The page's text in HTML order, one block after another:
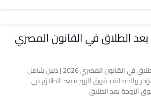
الطلاق في القانون المصري
حقوق الزوجة بعد الطلاق في القانون المصري 2026 | دليل شامل
والحضانة حقوق الزوجة بعد الطلاق في
الزوجة بعد الطلاق